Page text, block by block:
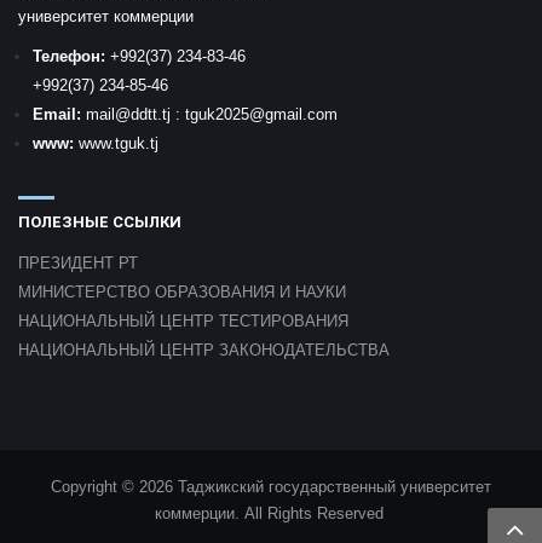
университет коммерции
Телефон: +992(37) 234-83-46
+992(37) 234-85-46
Email: mail @ddtt.tj : tguk2025@gmail.com
www: www.tguk.tj
ПОЛЕЗНЫЕ ССЫЛКИ
ПРЕЗИДЕНТ РТ
МИНИСТЕРСТВО ОБРАЗОВАНИЯ И НАУКИ
НАЦИОНАЛЬНЫЙ ЦЕНТР ТЕСТИРОВАНИЯ
НАЦИОНАЛЬНЫЙ ЦЕНТР ЗАКОНОДАТЕЛЬСТВА
Copyright © 2026 Таджикский государственный университет
коммерции. All Rights Reserved